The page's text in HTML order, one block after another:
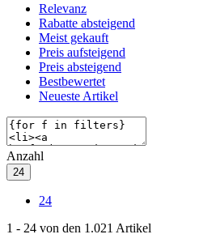
Relevanz
Rabatte absteigend
Meist gekauft
Preis aufsteigend
Preis absteigend
Bestbewertet
Neueste Artikel
Anzahl
24
24
1 - 24 von den 1.021 Artikel